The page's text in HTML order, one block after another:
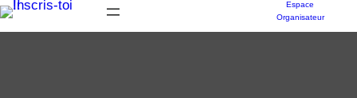
Espace
Organisateur